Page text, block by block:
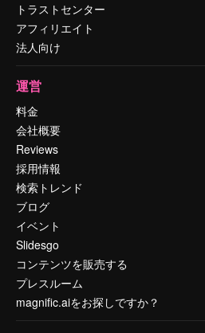
トラストセンター
アフィリエイト
法人向け
運営
料金
会社概要
Reviews
採用情報
検索トレンド
ブログ
イベント
Slidesgo
コンテンツを販売する
プレスルーム
magnific.aiをお探しですか？